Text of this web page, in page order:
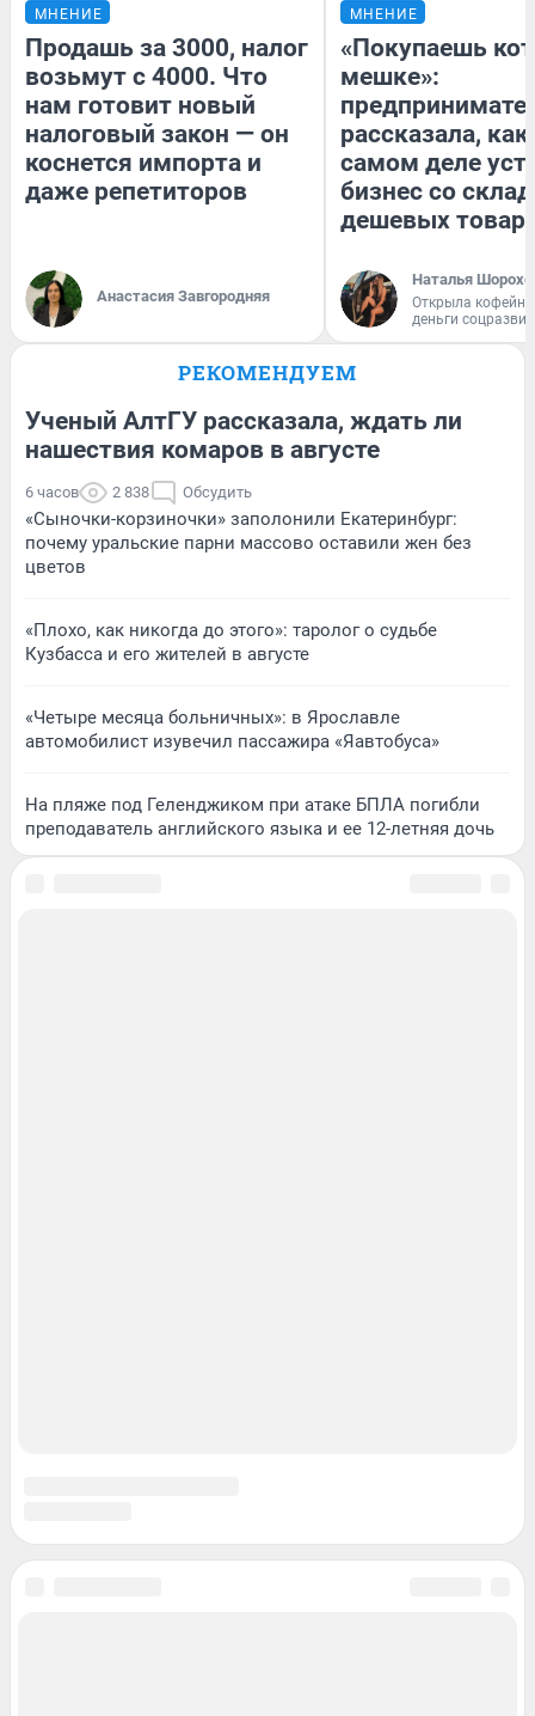
МНЕНИЕ
Продашь за 3000, налог
возьмут с 4000. Что
нам готовит новый
налоговый закон — он
коснется импорта и
даже репетиторов
Анастасия Завгородняя
МНЕНИЕ
«Покупаешь
мешке»:
рассказала, как
самом деле
бизнес со
дешевых
Наталья
Открыла
деньги
РЕКОМЕНДУЕМ
Ученый АлтГУ рассказала, ждать ли
нашествия комаров в августе
6 часов 2 838 Обсудить
«Сыночки-корзиночки» заполонили Екатеринбург:
почему уральские парни массово оставили жен без
цветов
«Плохо, как никогда до этого»: таролог о судьбе
Кузбасса и его жителей в августе
«Четыре месяца больничных»: в Ярославле
автомобилист изувечил пассажира «Яавтобуса»
На пляже под Геленджиком при атаке БПЛА погибли
преподаватель английского языка и ее 12-летняя дочь